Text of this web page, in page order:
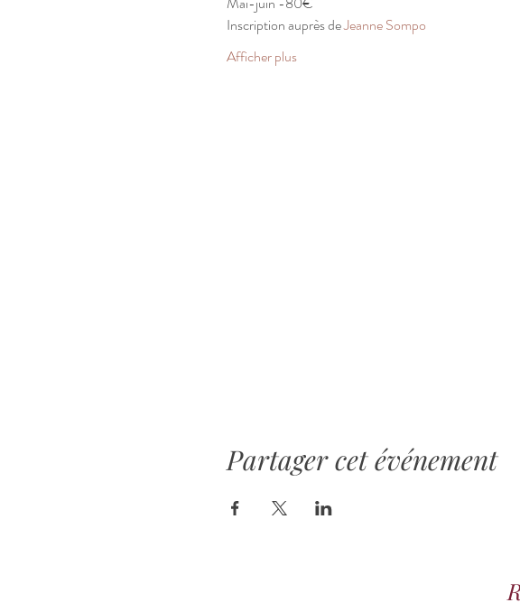
Inscription auprès de Jeanne Sompo
Afficher plus
Partager cet événement